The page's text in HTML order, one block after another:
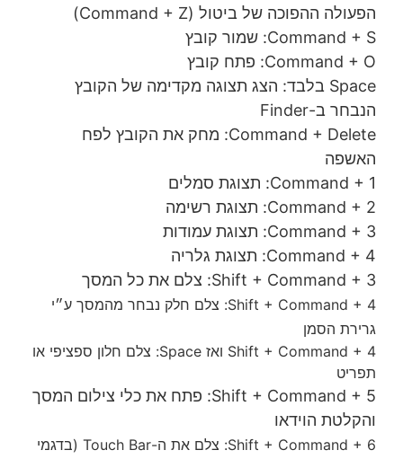
הפעולה ההפוכה של ביטול (Command + Z)
Command + S: שמור קובץ
Command + O: פתח קובץ
Space בלבד: הצג תצוגה מקדימה של הקובץ
הנבחר ב-Finder
Command + Delete: מחק את הקובץ לפח
האשפה
Command + 1: תצוגת סמלים
Command + 2: תצוגת רשימה
Command + 3: תצוגת עמודות
Command + 4: תצוגת גלריה
Shift + Command + 3: צלם את כל המסך
Shift + Command + 4: צלם חלק נבחר מהמסך ע״י
גרירת הסמן
Shift + Command + 4 ואז Space: צלם חלון ספציפי או
תפריט
Shift + Command + 5: פתח את כלי צילום המסך
והקלטת הוידאו
Shift + Command + 6: צלם את ה-Touch Bar (בדגמי